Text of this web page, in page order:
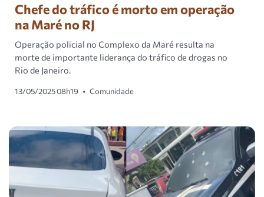
Chefe do tráfico é morto em operação
na Maré no RJ
Operação policial no Complexo da Maré resulta na
morte de importante liderança do tráfico de drogas no
Rio de Janeiro.
13/05/2025 08h19 • Comunidade